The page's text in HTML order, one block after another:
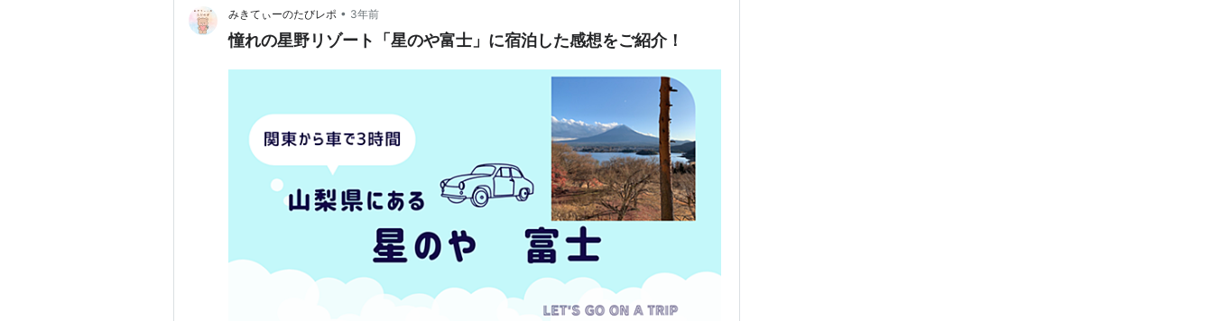
みきてぃーのたびレポ • 3年前
憧れの星野リゾート「星のや富士」に宿泊した感想をご紹介！